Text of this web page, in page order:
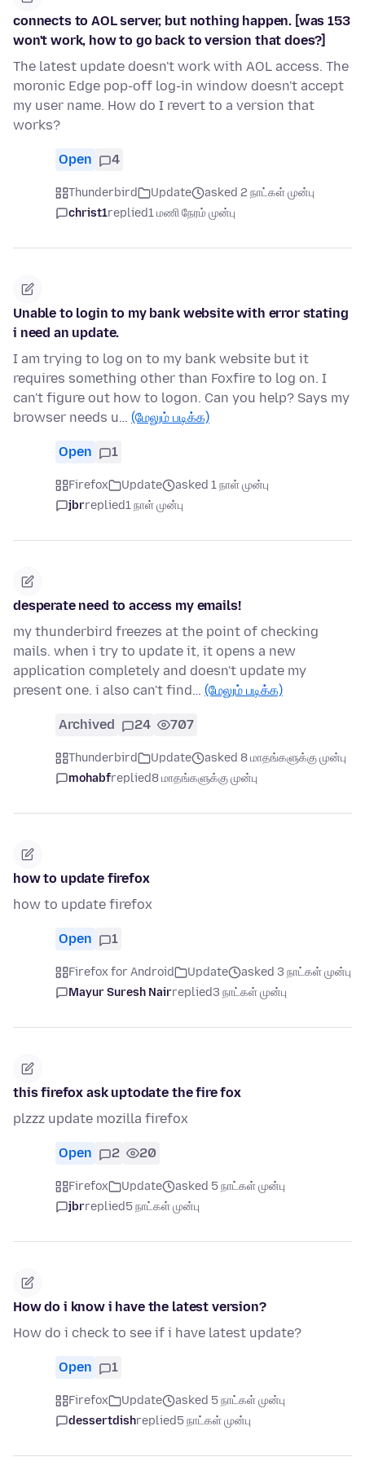
connects to AOL server, but nothing happen. [was 153
won't work, how to go back to version that does?]
The latest update doesn't work with AOL access. The
moronic Edge pop-off log-in window doesn't accept
my user name. How do I revert to a version that
works?
Open 4
Thunderbird Update
asked 2 நாட்கள் முன்பு
christ1replied1 மணி நேரம் முன்பு
Unable to login to my bank website with error stating
i need an update.
I am trying to log on to my bank website but it
requires something other than Foxfire to log on. I
can't figure out how to logon. Can you help? Says my
browser needs u… (மேலும் படிக்க)
Open 1
Firefox Update
asked 1 நாள் முன்பு
jbrreplied1 நாள் முன்பு
desperate need to access my emails!
my thunderbird freezes at the point of checking
mails. when i try to update it, it opens a new
application completely and doesn't update my
present one. i also can't find… (மேலும் படிக்க)
Archived 24 707
Thunderbird Update
asked 8 மாதங்களுக்கு முன்பு
mohabfreplied8 மாதங்களுக்கு முன்பு
how to update firefox
how to update firefox
Open 1
Firefox for Android Update
asked 3 நாட்கள் முன்பு
Mayur Suresh Nairreplied3 நாட்கள் முன்பு
this firefox ask uptodate the fire fox
plzzz update mozilla firefox
Open 2 20
Firefox Update
asked 5 நாட்கள் முன்பு
jbrreplied5 நாட்கள் முன்பு
How do i know i have the latest version?
How do i check to see if i have latest update?
Open 1
Firefox Update
asked 5 நாட்கள் முன்பு
dessertdishreplied5 நாட்கள் முன்பு